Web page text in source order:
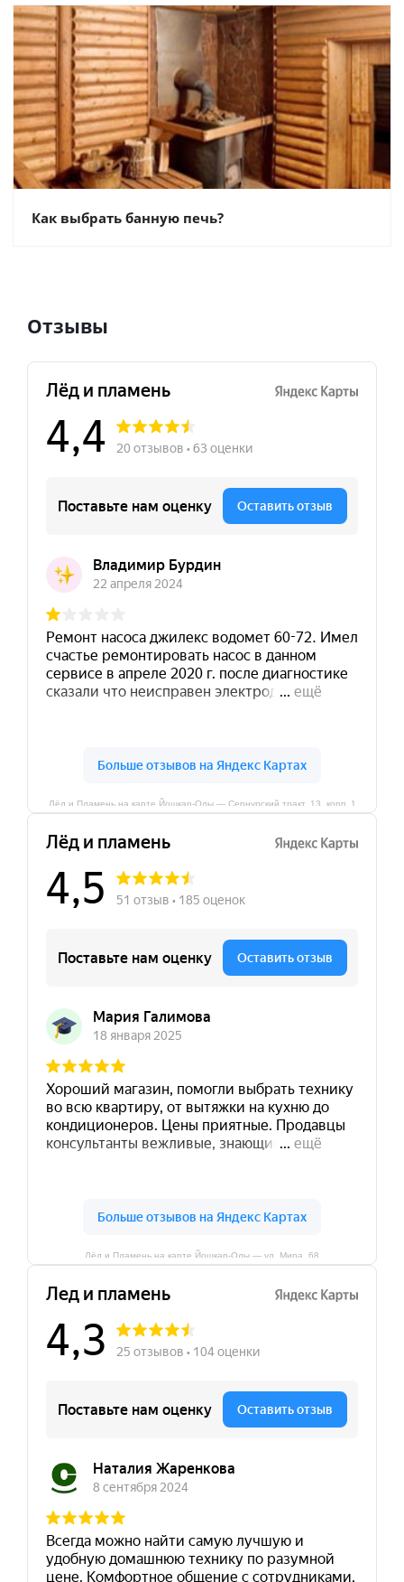
Как выбрать банную печь?
Отзывы
Лёд и Пламень на карте Йошкар‑Олы — Сернурский тракт, 13, корп. 1
Лёд и Пламень на карте Йошкар‑Олы — ул. Мира, 68